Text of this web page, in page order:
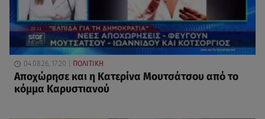
04.08.26, 17:20 ΠΟΛΙΤΙΚΗ
Αποχώρησε και η Κατερίνα Μουτσάτσου από το
κόμμα Καρυστιανού